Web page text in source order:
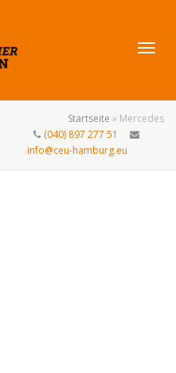
Startseite » Mercedes
(040) 897 277 51
info@ceu-hamburg.eu